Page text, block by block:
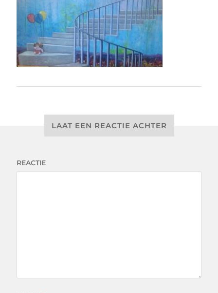
LAAT EEN REACTIE ACHTER
REACTIE